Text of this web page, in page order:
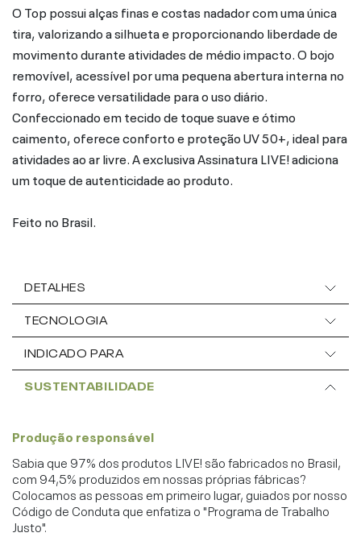
O Top possui alças finas e costas nadador com uma única
tira, valorizando a silhueta e proporcionando liberdade de
movimento durante atividades de médio impacto. O bojo
removível, acessível por uma pequena abertura interna no
forro, oferece versatilidade para o uso diário.
Confeccionado em tecido de toque suave e ótimo
caimento, oferece conforto e proteção UV 50+, ideal para
atividades ao ar livre. A exclusiva Assinatura LIVE! adiciona
um toque de autenticidade ao produto.
Feito no Brasil.
DETALHES
TECNOLOGIA
INDICADO PARA
SUSTENTABILIDADE
Produção responsável
Sabia que 97% dos produtos LIVE! são fabricados no Brasil,
com 94,5% produzidos em nossas próprias fábricas?
Colocamos as pessoas em primeiro lugar, guiados por nosso
Código de Conduta que enfatiza o "Programa de Trabalho
Justo".